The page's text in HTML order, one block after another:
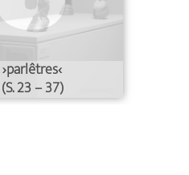
›parlêtres‹
(S. 23 – 37)